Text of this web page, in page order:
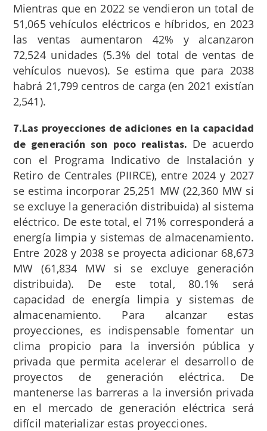
Mientras que en 2022 se vendieron un total de
51,065 vehículos eléctricos e híbridos, en 2023
las ventas aumentaron 42% y alcanzaron
72,524 unidades (5.3% del total de ventas de
vehículos nuevos). Se estima que para 2038
habrá 21,799 centros de carga (en 2021 existían
2,541).
7.Las proyecciones de adiciones en la capacidad
de generación son poco realistas. De acuerdo
con el Programa Indicativo de Instalación y
Retiro de Centrales (PIIRCE), entre 2024 y 2027
se estima incorporar 25,251 MW (22,360 MW si
se excluye la generación distribuida) al sistema
eléctrico. De este total, el 71% corresponderá a
energía limpia y sistemas de almacenamiento.
Entre 2028 y 2038 se proyecta adicionar 68,673
MW (61,834 MW si se excluye generación
distribuida). De este total, 80.1% será
capacidad de energía limpia y sistemas de
almacenamiento. Para alcanzar estas
proyecciones, es indispensable fomentar un
clima propicio para la inversión pública y
privada que permita acelerar el desarrollo de
proyectos de generación eléctrica. De
mantenerse las barreras a la inversión privada
en el mercado de generación eléctrica será
difícil materializar estas proyecciones.